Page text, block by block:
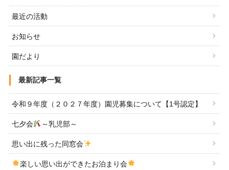
最近の活動
お知らせ
園だより
最新記事一覧
令和９年度（２０２７年度）園児募集について【1号認定】
七夕会 ～乳児部～
思い出に残った同窓会
楽しい思い出ができたお泊まり会